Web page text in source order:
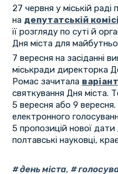
27 червня у міській раді
на депутатській
її розгляду по суті й
Дня міста для
7 вересня на засіданні
міськради директорка
Ромас зачитала
святкування Дня міста.
5 вересня або 9
електронного
5 пропозицій нової дати
полтавські науковці,
день міста,